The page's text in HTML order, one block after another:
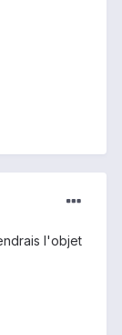
l'objet